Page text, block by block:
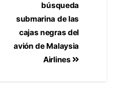
búsqueda
submarina de las
cajas negras del
avión de Malaysia
Airlines